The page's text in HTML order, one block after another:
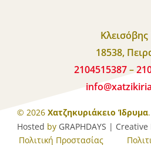
Κλεισόβης
18538,
2104515387–
info@
© 2026 Χατζηκυριάκειο Ίδρυμα.
Hosted by GRAPHDAYS |
Πολιτική Προστασίας